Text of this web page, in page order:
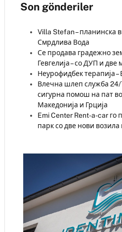
Son gönderiler
Villa Stefan – планинска
Смрдлива Вода
Се продава градежно
Гевгелија – со ДУП и две
Неурофидбек терапија
Влечна шлеп служба 24/
сигурна помош на пат во
Македонија и Грција
Emi Center Rent-a-car
парк со две нови возила